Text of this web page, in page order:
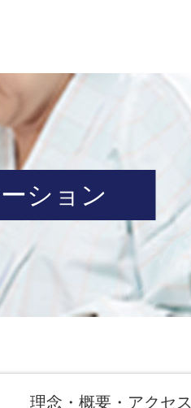
ション
理念・概要・アクセス